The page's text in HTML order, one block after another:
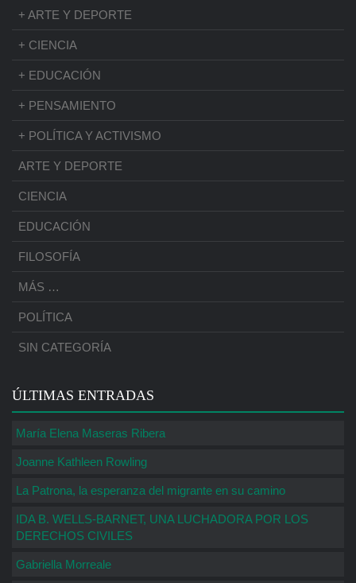
+ ARTE Y DEPORTE
+ CIENCIA
+ EDUCACIÓN
+ PENSAMIENTO
+ POLÍTICA Y ACTIVISMO
ARTE Y DEPORTE
CIENCIA
EDUCACIÓN
FILOSOFÍA
MÁS …
POLÍTICA
SIN CATEGORÍA
ÚLTIMAS ENTRADAS
María Elena Maseras Ribera
Joanne Kathleen Rowling
La Patrona, la esperanza del migrante en su camino
IDA B. WELLS-BARNET, UNA LUCHADORA POR LOS
DERECHOS CIVILES
Gabriella Morreale